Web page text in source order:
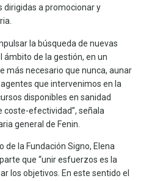
dirigidas a promocionar y
la búsqueda de nuevas
de la gestión, en un
más necesario que nunca, aunar
que intervenimos en la
disponibles en sanidad
coste-efectividad”, señala
general de Fenin.
de la Fundación Signo, Elena
que “unir esfuerzos es la
los objetivos. En este sentido el